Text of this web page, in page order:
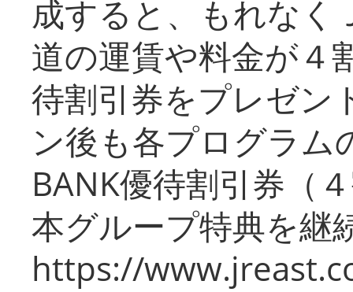
成すると、もれなく
道の運賃や料金が４
待割引券をプレゼン
ン後も各プログラム
BANK優待割引券（
本グループ特典を継
https://